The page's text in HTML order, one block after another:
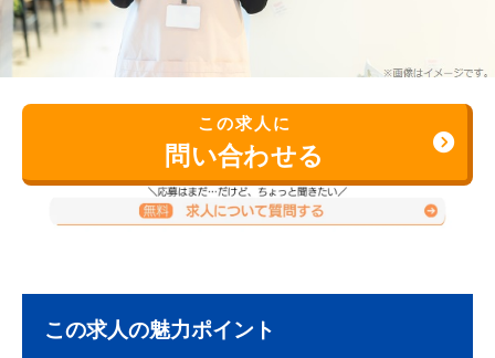
この求人に
問い合わせる
この求人の魅力ポイント